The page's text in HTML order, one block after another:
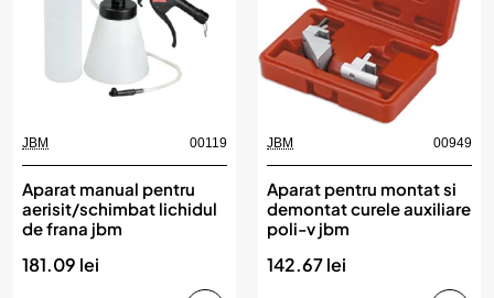
JBM 00119
Aparat manual pentru
aerisit/schimbat lichidul
de frana jbm
181.09 lei
JBM 00949
Aparat pentru montat si
demontat curele auxiliare
poli-v jbm
142.67 lei